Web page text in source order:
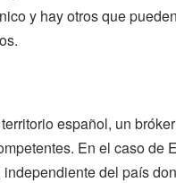
y hay otros que
español, un
En el caso de
del país